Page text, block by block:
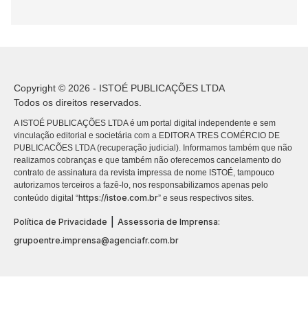
Copyright © 2026 - ISTOÉ PUBLICAÇÕES LTDA
Todos os direitos reservados.
A ISTOÉ PUBLICAÇÕES LTDA é um portal digital independente e sem
vinculação editorial e societária com a EDITORA TRES COMÉRCIO DE
PUBLICACÕES LTDA (recuperação judicial). Informamos também que não
realizamos cobranças e que também não oferecemos cancelamento do
contrato de assinatura da revista impressa de nome ISTOÉ, tampouco
autorizamos terceiros a fazê-lo, nos responsabilizamos apenas pelo
conteúdo digital “https://istoe.com.br” e seus respectivos sites.
Política de Privacidade
Assessoria de Imprensa:
grupoentre.imprensa@agenciafr.com.br